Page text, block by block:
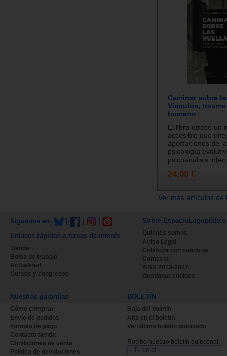
Caminar sobre
Vínculos,
humano
El libro ofrece un
accesible que
aportaciones de
psicología
psicoanálisis
24.00 €
Ver más artículos
Síguenos en:
Enlaces rápidos a temas de interés
Tienda
Bolsa de trabajo
Actualidad
Cursos y congresos
Sobre EspacioLogopédico
Quienes somos
Aviso Legal
Colabora con nosotros
Contacta
ISSN 2013-0627
Gestionar cookies
Nuestras garantías
Cómo comprar
Envío de pedidos
Formas de pago
Contacto tienda
Condiciones de venta
Política de devoluciones
BOLETÍN
Baja del boletin
Alta en el boletin
Ver último boletin publicado
Recibe nuestro boletín quincenal.